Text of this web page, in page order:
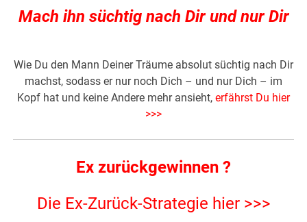
Mach ihn süchtig nach Dir und nur Dir
Wie Du den Mann Deiner Träume absolut süchtig nach Dir
machst, sodass er nur noch Dich – und nur Dich – im
Kopf hat und keine Andere mehr ansieht, erfährst Du hier
>>>
Ex zurückgewinnen ?
Die Ex-Zurück-Strategie hier >>>